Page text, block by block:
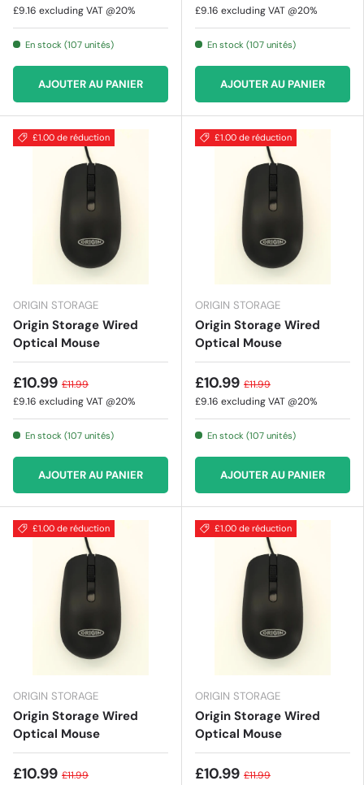
£9.16 excluding VAT @20%
En stock (107 unités)
AJOUTER AU PANIER
£9.16 excluding VAT @20%
En stock (107 unités)
AJOUTER AU PANIER
£1.00 de réduction
ORIGIN STORAGE
Origin Storage Wired
Optical Mouse
£10.99 £11.99
£9.16 excluding VAT @20%
En stock (107 unités)
AJOUTER AU PANIER
£1.00 de réduction
ORIGIN STORAGE
Origin Storage Wired
Optical Mouse
£10.99 £11.99
£9.16 excluding VAT @20%
En stock (107 unités)
AJOUTER AU PANIER
£1.00 de réduction
ORIGIN STORAGE
Origin Storage Wired
Optical Mouse
£10.99 £11.99
£1.00 de réduction
ORIGIN STORAGE
Origin Storage Wired
Optical Mouse
£10.99 £11.99